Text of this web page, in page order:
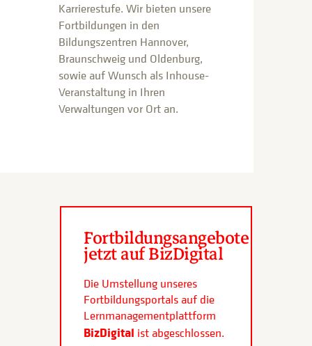
Karrierestufe. Wir bieten unsere
Fortbildungen in den
Bildungszentren Hannover,
Braunschweig und Oldenburg,
sowie auf Wunsch als Inhouse-
Veranstaltung in Ihren
Verwaltungen vor Ort an.
Fortbildungsangebote
jetzt auf BizDigital
Die Umstellung unseres
Fortbildungsportals auf die
Lernmanagementplattform
BizDigital ist abgeschlossen.